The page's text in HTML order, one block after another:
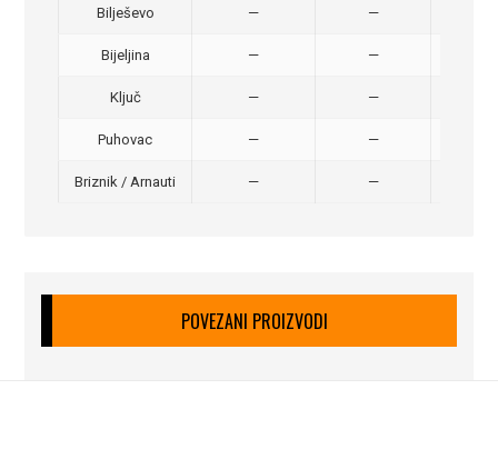
Bilješevo — —
Bijeljina — —
Ključ — —
Puhovac — —
Briznik / Arnauti — —
POVEZANI PROIZVODI